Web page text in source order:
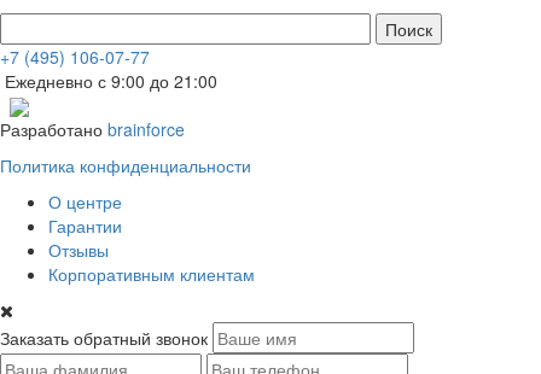
+7 (495) 106-07-77
Ежедневно с 9:00 до 21:00
Разработано brainforce
Политика конфиденциальности
О центре
Гарантии
Отзывы
Корпоративным клиентам
Заказать обратный звонок